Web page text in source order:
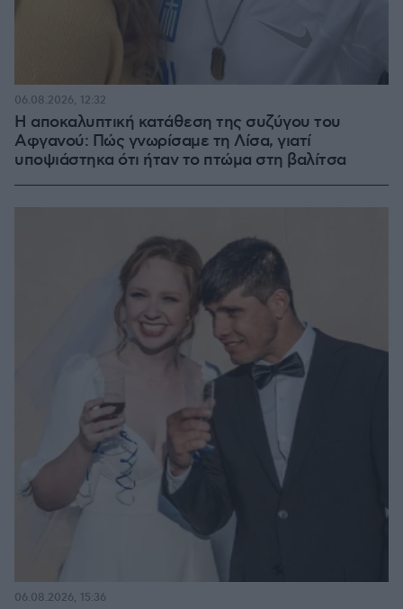
Η αποκαλυπτική κατάθεση της συζύγου του
Αφγανού: Πώς γνωρίσαμε τη Λίσα, γιατί
υποψιάστηκα ότι ήταν το πτώμα στη βαλίτσα
06.08.2026, 12:32
06.08.2026, 15:36